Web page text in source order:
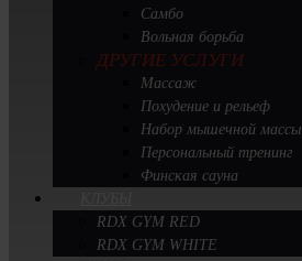
Самбо
Вольная борьба
ДРУГИЕ УСЛУГИ
Массаж
Похудение и рельеф
Набор мышечной массы
Персональный тренинг
Финская сауна
RDX GYM RED
RDX GYM WHITE